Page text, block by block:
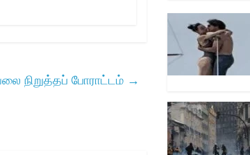
நிறுத்தப் போராட்டம் →